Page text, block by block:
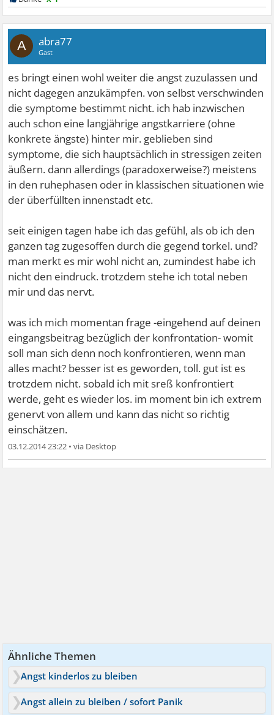
man muss sich wirklich immer wieder sagen das nix sein
kann denn man is untersucht worden...wieder und
wieder...und wenn man immer wieder die arzt berichte
lesen muss wo es steht,immer wieder nach dem befund
googlen muss,es ist nichts und es kann nicht sein.und
wirklich immer und immer wieder aufstehen und
losgehen und immer wenn es dir bei 2,3,4,mal immer
nich miess geht,du weisst du hast es gestern auch
geschafft und es ist nichts passiert also was soll heute
schon passieren. das is der weg von den ich wirklich
überzeugt bin auch wenn es mir manchma immer noch
mords dreckig geht.aber so habe ich es jedenfalls aus den
schlimmen panikattacken geschafft und ich hoffe ich
bleibe weit weg davon.
letzter tip: wenn man untersucht wurde und es is nichts
festgestellt worden,dann keinen neuen arzt aufsuchen
oder zu ärzten gehen mit anderen zimperlein die man
eigentlich gar nicht hat nur um ma wieder untersucht zu
werden und sich der peinlichkeit dumm dazustehen
hingeben zu müssen
das schafft jeder und versuch macht klug!
A abra77
Gast
es bringt einen wohl weiter die angst zuzulassen und
nicht dagegen anzukämpfen. von selbst verschwinden
die symptome bestimmt nicht. ich hab inzwischen
auch schon eine langjährige angstkarriere (ohne
konkrete ängste) hinter mir. geblieben sind
symptome, die sich hauptsächlich in stressigen zeiten
äußern. dann allerdings (paradoxerweise?) meistens
in den ruhephasen oder in klassischen situationen wie
der überfüllten innenstadt etc.
seit einigen tagen habe ich das gefühl, als ob ich den
ganzen tag zugesoffen durch die gegend torkel. und?
man merkt es mir wohl nicht an, zumindest habe ich
nicht den eindruck. trotzdem stehe ich total neben
mir und das nervt.
was ich mich momentan frage -eingehend auf deinen
eingangsbeitrag bezüglich der konfrontation- womit
soll man sich denn noch konfrontieren, wenn man
alles macht? besser ist es geworden, toll. gut ist es
trotzdem nicht. sobald ich mit sreß konfrontiert
werde, geht es wieder los. im moment bin ich extrem
genervt von allem und kann das nicht so richtig
einschätzen.
03.12.2014 23:22 •
Ähnliche Themen
Angst kinderlos zu bleiben
Angst allein zu bleiben / sofort Panik